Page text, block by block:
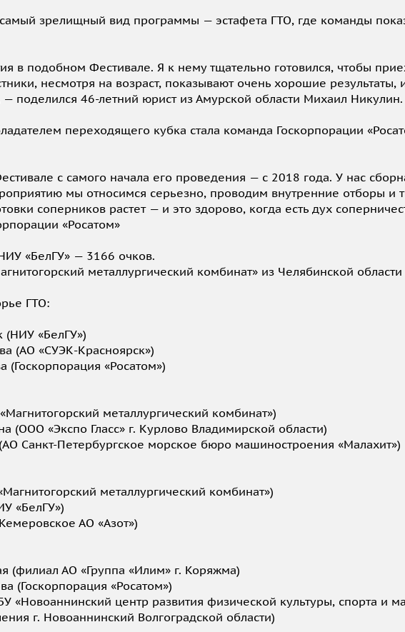
зрелищный вид программы — эстафета ГТО, где команды
в подобном Фестивале. Я к нему тщательно готовился, чтобы
несмотря на возраст, показывают очень хорошие результаты,
поделился 46-летний юрист из Амурской области Михаил Никулин.
переходящего кубка стала команда Госкорпорации
с самого начала его проведения — с 2018 года. У нас
мы относимся серьезно, проводим внутренние отборы и
соперников растет — и это здорово, когда есть дух
«Росатом»
«БелГУ» — 3166 очков.
металлургический комбинат» из Челябинской
ГТО:
(НИУ «БелГУ»)
(АО «СУЭК-Красноярск»)
(Госкорпорация «Росатом»)
металлургический комбинат»)
(ООО «Экспо Гласс» г. Курлово Владимирской области)
Санкт-Петербургское морское бюро машиностроения «Малахит»)
металлургический комбинат»)
«БелГУ»)
АО «Азот»)
(филиал АО «Группа «Илим» г. Коряжма)
(Госкорпорация «Росатом»)
«Новоаннинский центр развития физической культуры, спорта и
г. Новоаннинский Волгоградской области)